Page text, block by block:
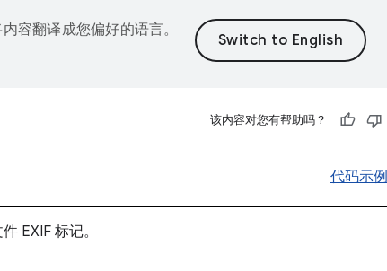
容翻译成您偏好的语言。
该内容对您有帮助吗？
代码示例
EXIF 标记。